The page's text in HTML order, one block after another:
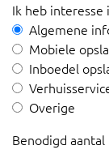
Ik heb interesse
Algemene
Mobiele
Inboedel
Overige
Benodigd